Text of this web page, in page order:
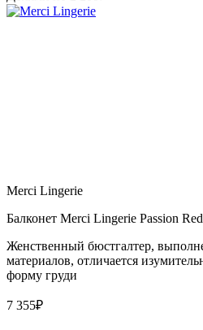
Merci Lingerie
Балконет Merci Lingerie Passion Red
Женственный бюстгалтер,
материалов, отличается
форму груди
7 355₽